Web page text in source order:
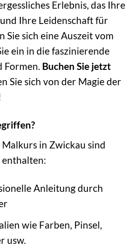
Erlebnis, das Ihre
Ihre Leidenschaft für
Sie sich eine Auszeit vom
ein in die faszinierende
Formen. Buchen Sie jetzt
Sie sich von der Magie der
in Zwickau sind
enthalten:
Anleitung durch
wie Farben, Pinsel,
usw.